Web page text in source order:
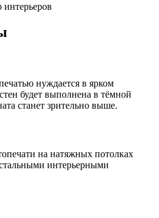
интерьеров
нуждается в ярком
будет выполнена в тёмной
станет зрительно выше.
на натяжных потолках
интерьерными